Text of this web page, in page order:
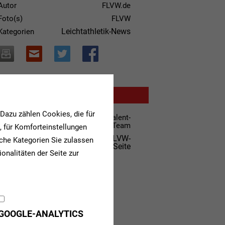
FLVW.de
FLVW
Leichtathletik-News
Alle Infos zum goldgas Talent-
Team
Weitere Bilder auf der FLVW-
Facebook-Seite
zählen Cookies, die für
für Komforteinstellungen
Kategorien Sie zulassen
der Seite zur
ANALYTICS